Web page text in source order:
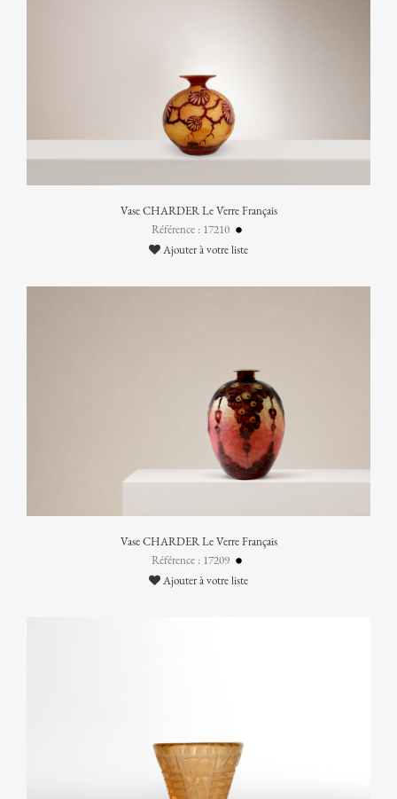
Vase CHARDER Le Verre Français
Référence : 17210
Ajouter à votre liste
Vase CHARDER Le Verre Français
Référence : 17209
Ajouter à votre liste